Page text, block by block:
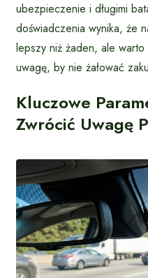
ubezpieczenie i długimi
doświadczenia wynika, że
lepszy niż żaden, ale
uwagę, by nie żałować
Kluczowe
Zwrócić Uwagę